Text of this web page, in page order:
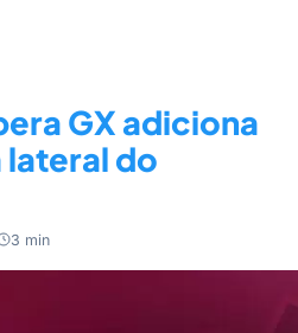
GX adiciona
lateral do
3 min